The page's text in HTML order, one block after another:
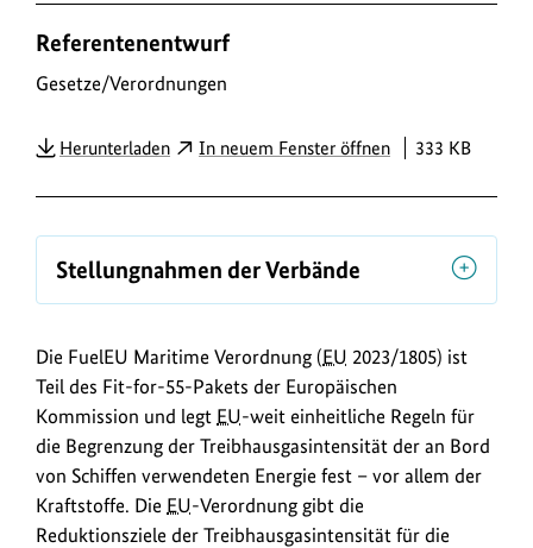
o
w
l
o
a
s
L
i
n
k
s
Referentenentwurf
Gesetze/Verordnungen
HerunterladenPDFIn neuem Fenster öffnen 333 KB
Stellungnahmen der Verbände
Die FuelEU Maritime Verordnung (EU 2023/1805) ist
Teil des Fit-for-55-Pakets der Europäischen
Kommission und legt EU-weit einheitliche Regeln für
die Begrenzung der Treibhausgasintensität der an Bord
von Schiffen verwendeten Energie fest – vor allem der
Kraftstoffe. Die EU-Verordnung gibt die
Reduktionsziele der Treibhausgasintensität für die